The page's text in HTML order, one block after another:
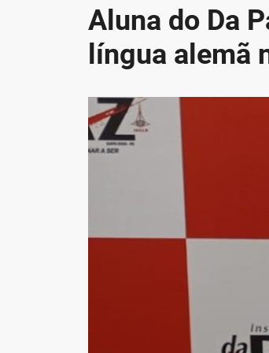
Aluna do Da
língua alemã